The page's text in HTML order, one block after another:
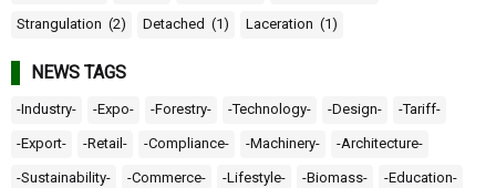
Strangulation (2) Detached (1) Laceration (1)
NEWS TAGS
-Industry- -Expo- -Forestry- -Technology- -Design- -Tariff-
-Export- -Retail- -Compliance- -Machinery- -Architecture-
-Sustainability- -Commerce- -Lifestyle- -Biomass- -Education-